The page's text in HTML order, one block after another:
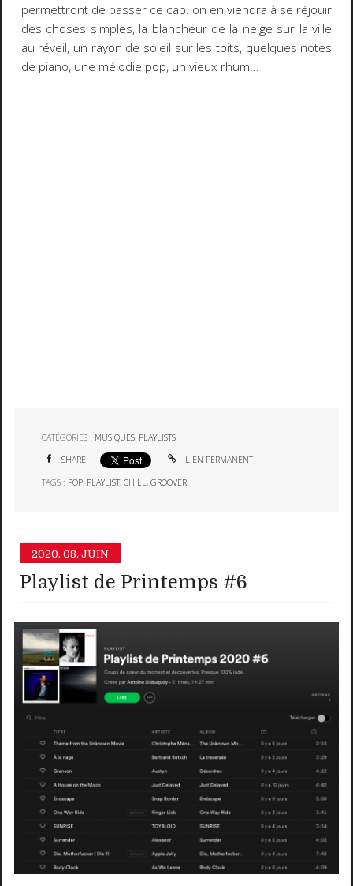
permettront de passer ce cap. on en viendra à se réjouir
des choses simples, la blancheur de la neige sur la ville
au réveil, un rayon de soleil sur les toits, quelques notes
de piano, une mélodie pop, un vieux rhum...
CATÉGORIES : MUSIQUES, PLAYLISTS
SHARE LIEN PERMANENT
TAGS : POP, PLAYLIST,CHILL,GROOVER
2020. 08. JUIN
Playlist de Printemps #6